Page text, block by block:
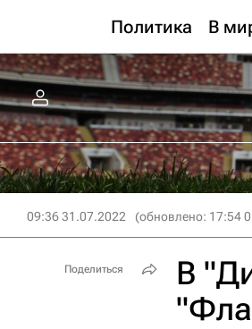
Политика В
09:36 31.07.2022 (обновлено: 17:54
В
Поделиться